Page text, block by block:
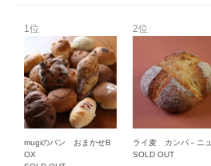
1位
mugiのパン おまかせB
OX
2位
ライ麦 カンパ－ニュ
SOLD OUT